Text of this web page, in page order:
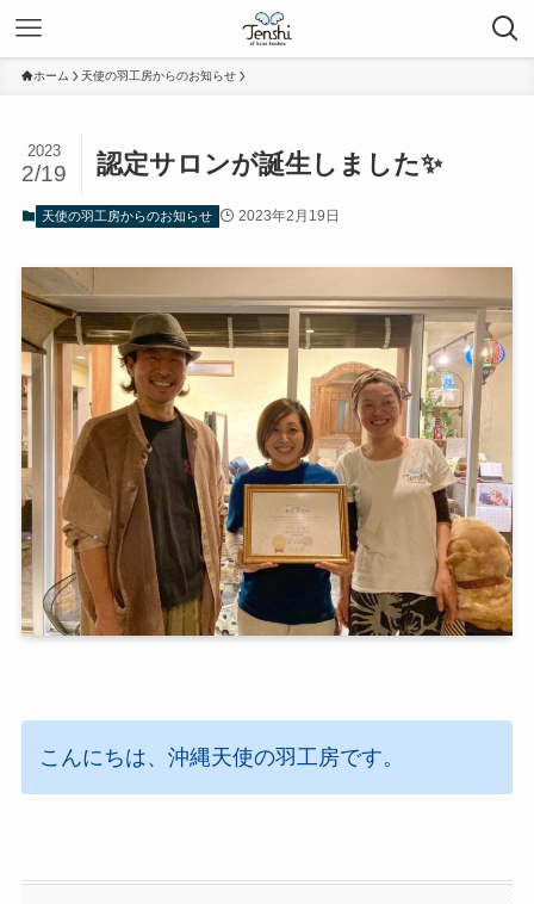
ホーム 天使の羽工房からのお知らせ
認定サロンが誕生しました✨
2023
2/19
天使の羽工房からのお知らせ 2023年2月19日
こんにちは、沖縄天使の羽工房です。